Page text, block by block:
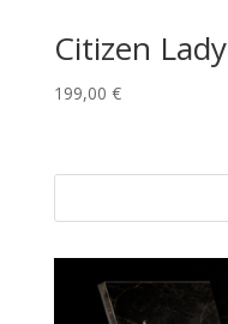
Citizen Lady
199,00 €